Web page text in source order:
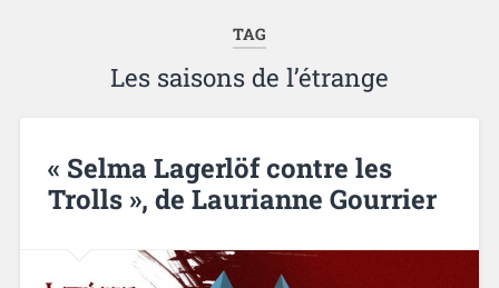
TAG
Les saisons de l’étrange
« Selma Lagerlöf contre les
Trolls », de Laurianne Gourrier